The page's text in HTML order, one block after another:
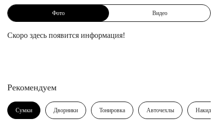
Фото Видео
Скоро здесь появится информация!
Рекомендуем
Сумки Дворники Тонировка Авточехлы Накидки